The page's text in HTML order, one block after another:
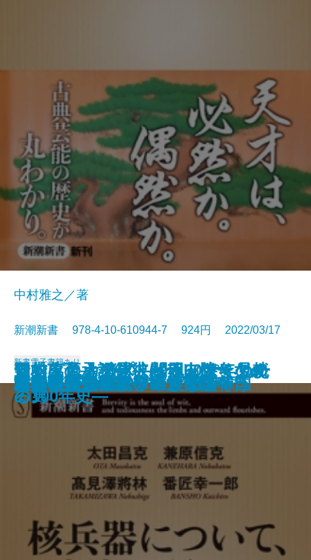
よくも言ってくれたよな
異論正論
一汁一菜でよいと至るまで
自衛隊最高幹部が語る台湾有事
「脱・自前」の日本成長戦略
日本人の承認欲求―テレワークが
さらした深層―
アントニオ猪木―闘魂60余年の軌
跡―
不倫と正義
首相官邸の2800日
野村萬斎―なぜ彼は一人勝ちなの
か―
中村雅之／著
新潮新書 978-4-10-610944-7 924円 2022/03/17
新書電子書籍あり
核兵器について、本音で話そう
知的に見える男、バカっぽく見え
る男
親鸞と道元
厚労省―劣化する巨大官庁―
背進の思想
マツダとカープ―松田ファミリー
の100年史―
「やりがい搾取」の農業論
イクメンの罠
日本の近代建築ベスト50
日本依存から脱却できない韓国